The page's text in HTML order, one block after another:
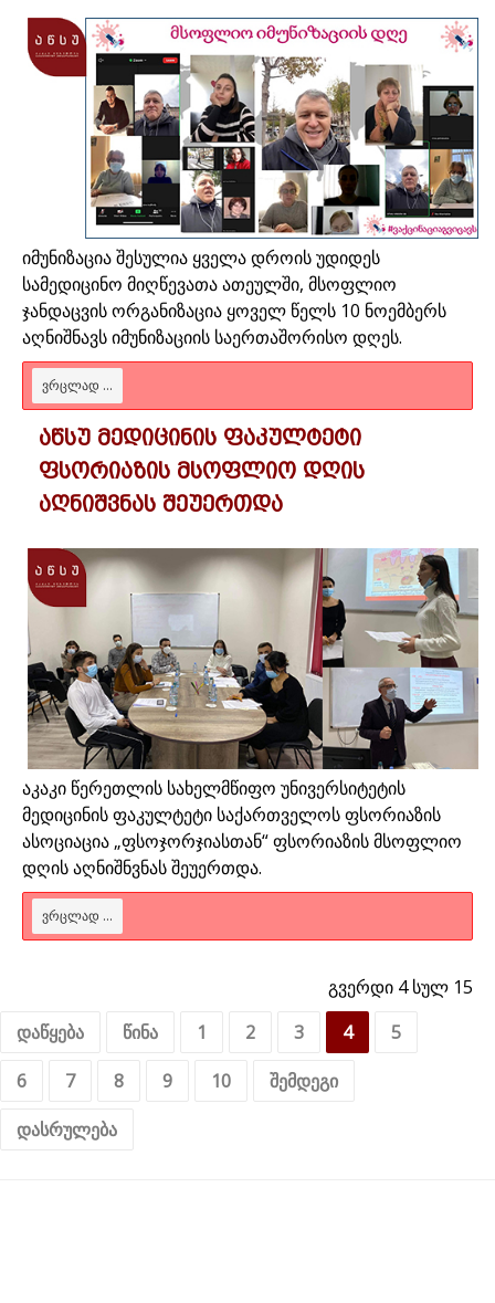
იმუნიზაცია შესულია ყველა დროის უდიდეს
სამედიცინო მიღწევათა ათეულში, მსოფლიო
ჯანდაცვის ორგანიზაცია ყოველ წელს 10 ნოემბერს
აღნიშნავს იმუნიზაციის საერთაშორისო დღეს.
ᲕᲠᲪᲚᲐᲓ ...
აწსუ მედიცინის ფაკულტეტი
ფსორიაზის მსოფლიო დღის
აღნიშვნას შეუერთდა
აკაკი წერეთლის სახელმწიფო უნივერსიტეტის
მედიცინის ფაკულტეტი საქართველოს ფსორიაზის
ასოციაცია „ფსოჯორჯიასთან“ ფსორიაზის მსოფლიო
დღის აღნიშნვნას შეუერთდა.
ᲕᲠᲪᲚᲐᲓ ...
გვერდი 4 სულ 15
დაწყება
წინა 1 2 3 4
5
6
7 8 9 10
შემდეგი
დასრულება